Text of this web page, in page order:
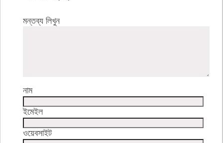
মন্তব্য লিখুন
নাম
ইমেইল
ওয়েবসাইট